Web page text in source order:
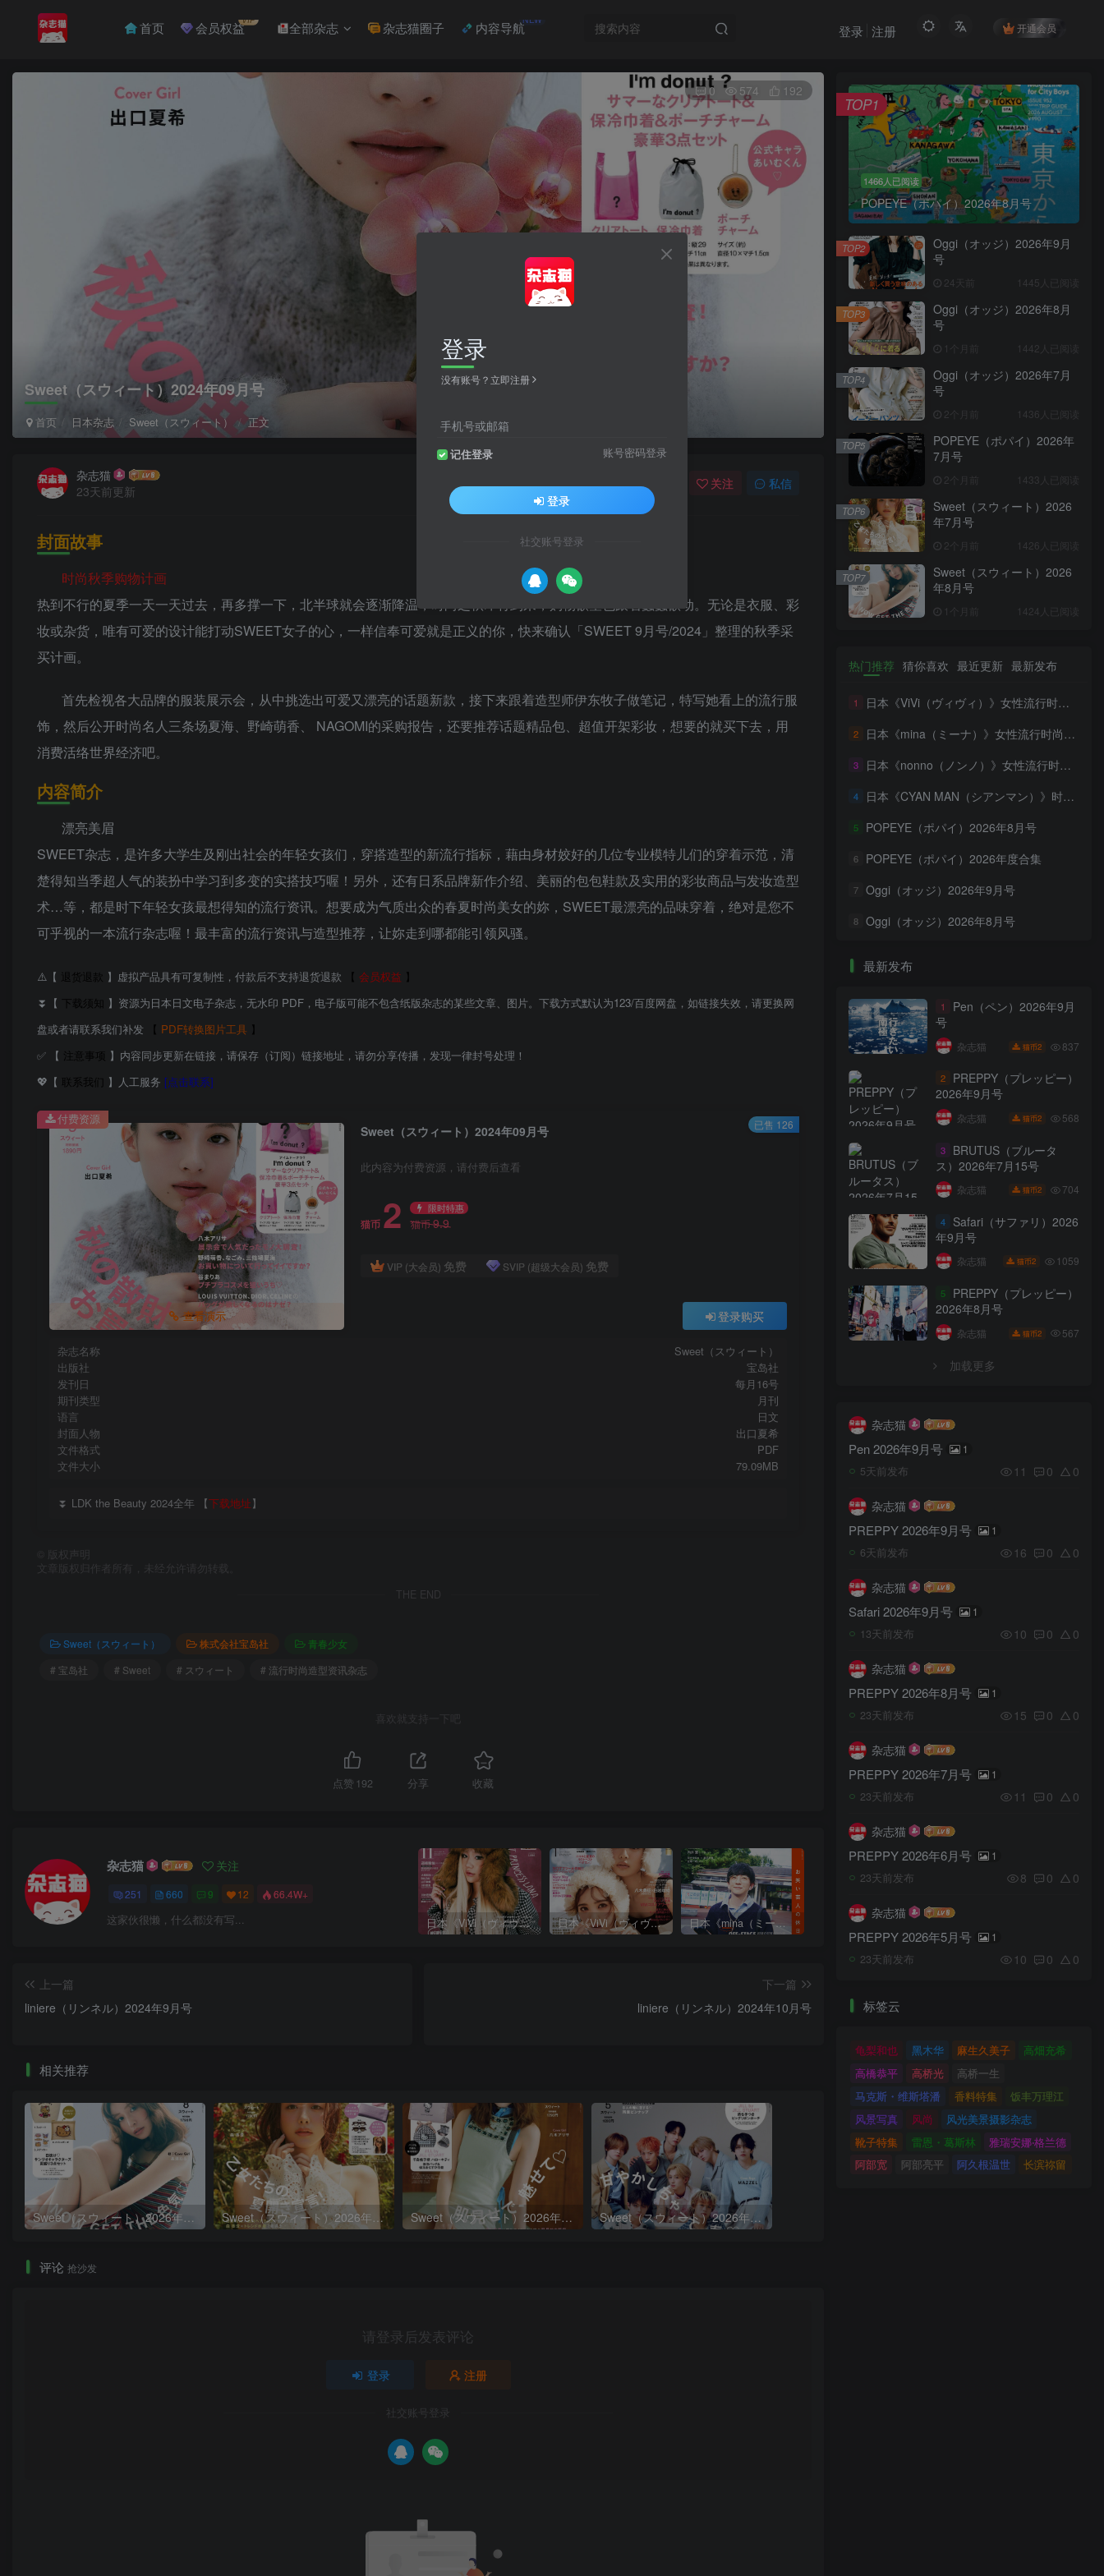
首页 会员权益VIP 全部杂志 杂志猫圈子 内容导航NEW
开通会员
登录 注册
Sweet（スウィート）2024年09月号
首页 日本杂志 Sweet（スウィート） 正文
0 574 192
杂志猫
23天前更新
关注 私信
封面故事
时尚秋季购物计画
热到不行的夏季一天一天过去，再多撑一下，北半球就会逐渐降温，时尚之秋即将到来，购物欲望也跟着蠢蠢欲动。无论是衣服、彩
妆或杂货，唯有可爱的设计能打动SWEET女子的心，一样信奉可爱就是正义的你，快来确认「SWEET 9月号/2024」整理的秋季采
买计画。
首先检视各大品牌的服装展示会，从中挑选出可爱又漂亮的话题新款，接下来跟着造型师伊东牧子做笔记，特写她看上的流行服
饰，然后公开时尚名人三条场夏海、野崎萌香、 NAGOMI的采购报告，还要推荐话题精品包、超值开架彩妆，想要的就买下去，用
消费活络世界经济吧。
内容简介
漂亮美眉
SWEET杂志，是许多大学生及刚出社会的年轻女孩们，穿搭造型的新流行指标，藉由身材姣好的几位专业模特儿们的穿着示范，清
楚得知当季超人气的装扮中学习到多变的实搭技巧喔！另外，还有日系品牌新作介绍、美丽的包包鞋款及实用的彩妆商品与发妆造型
术…等，都是时下年轻女孩最想得知的流行资讯。想要成为气质出众的春夏时尚美女的妳，SWEET最漂亮的品味穿着，绝对是您不
可乎视的一本流行杂志喔！最丰富的流行资讯与造型推荐，让妳走到哪都能引领风骚。
⚠️【 退货退款 】虚拟产品具有可复制性，付款后不支持退货退款 【 会员权益 】
⏬【
下载须知
】资源为日本日文电子杂志，无水印 PDF，电子版可能不包含纸版杂志的某些文章、图片。下载方式默认为123/百度网盘，如链接失效，请更换网
盘或者请联系我们补发
【 PDF转换图片工具 】
✅ 【 注意事项 】内容同步更新在链接，请保存（订阅）链接地址，请勿分享传播，发现一律封号处理！
💖【 联系我们 】人工服务 [点击联系]
查看演示
Sweet（スウィート）2024年09月号
此内容为付费资源，请付费后查看
猫币 2 限时特惠
猫币9.9
VIP (大会员) 免费 SVIP (超级大会员) 免费
登录购买
杂志名称
Sweet（スウィート）
出版社
宝岛社
发刊日
每月16号
期刊类型
月刊
语言
日文
封面人物
出口夏希
文件格式
PDF
文件大小
79.09MB
⏬ LDK the Beauty 2024全年 【下载地址】
付费资源 已售 126
版权声明
文章版权归作者所有，未经允许请勿转载。
THE END
Sweet（スウィート） 株式会社宝岛社
青春少女
# 宝岛社
# Sweet # スウィート # 流行时尚造型资讯杂志
喜欢就支持一下吧
点赞 192 分享 收藏
杂志猫 关注
251 660 9 12 66.4W+
这家伙很懒，什么都没有写... 日本《ViVi（ヴィヴィ）》女性流行时尚杂志 PDF电子版【2025年·全年订阅】 日本《ViVi（ヴィヴィ）》女性流行时尚杂志 PDF电子版【2024年·全年订阅】 日本《mina（ミーナ）》女性流行时尚杂志 PDF电子版【2025年·全年订阅】
上一篇
liniere（リンネル）2024年9月号
下一篇
liniere（リンネル）2024年10月号
相关推荐
Sweet（スウィート）2026年8月号 Sweet（スウィート）2026年7月号 Sweet（スウィート）2026年6月号 Sweet（スウィート）2026年5月号
评论 抢沙发
请登录后发表评论
登录 注册
社交账号登录
1466人已阅读
POPEYE（ポパイ）2026年8月号
TOP1
Oggi（オッジ）2026年9月
号
24天前 1445人已阅读
TOP2
Oggi（オッジ）2026年8月
号
1个月前 1442人已阅读
TOP3
Oggi（オッジ）2026年7月
号
2个月前 1436人已阅读
TOP4
POPEYE（ポパイ）2026年
7月号
2个月前 1433人已阅读
TOP5
Sweet（スウィート）2026
年7月号
2个月前 1426人已阅读
TOP6
Sweet（スウィート）2026
年8月号
1个月前 1424人已阅读
TOP7
热门推荐 猜你喜欢 最近更新 最新发布
1 日本《ViVi（ヴィヴィ）》女性流行时尚杂志 PDF电子版【2026年·全年订阅】
2 日本《mina（ミーナ）》女性流行时尚杂志 PDF电子版【2026年·全年订阅】
3 日本《nonno（ノンノ）》女性流行时尚资讯杂志 PDF电子版【2026年·全年订阅】
4 日本《CYAN MAN（シアンマン）》时髦发妆服饰流行杂志 PDF电子版【2026年·全年订阅】
5 POPEYE（ポパイ）2026年8月号
6 POPEYE（ポパイ）2026年度合集
7 Oggi（オッジ）2026年9月号
8 Oggi（オッジ）2026年8月号
最新发布
1
Pen（ペン）2026年9月
号
杂志猫 猫币2 837
2
PREPPY（プレッピー）
2026年9月号
杂志猫 猫币2 568
3
BRUTUS（ブルータ
ス）2026年7月15号
杂志猫 猫币2 704
4
Safari（サファリ）2026
年9月号
杂志猫 猫币2 1059
5
PREPPY（プレッピー）
2026年8月号
杂志猫 猫币2 567
加载更多
杂志猫
Pen 2026年9月号 1
5天前发布 11 0 0
杂志猫
PREPPY 2026年9月号 1
6天前发布 16 0 0
杂志猫
Safari 2026年9月号 1
13天前发布 10 0 0
杂志猫
PREPPY 2026年8月号 1
23天前发布 15 0 0
杂志猫
PREPPY 2026年7月号 1
23天前发布 11 0 0
杂志猫
PREPPY 2026年6月号 1
23天前发布 8 0 0
杂志猫
PREPPY 2026年5月号 1
23天前发布 10 0 0
标签云
龟梨和也 黑木华 麻生久美子
高畑充希
高橋恭平
高桥光
高桥一生
马克斯・维斯塔潘
香料特集
饭丰万理江
风景写真
风尚
风光美景摄影杂志
靴子特集
雷恩・葛斯林
雅瑞安娜‧格兰德
阿部宽
阿部亮平 阿久根温世 长滨祢留
登录
没有账号？立即注册
手机号或邮箱
记住登录 账号密码登录
登录
社交账号登录